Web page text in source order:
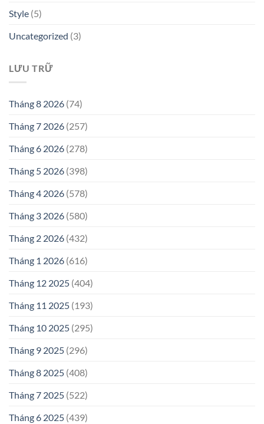
Style (5)
Uncategorized (3)
LƯU TRỮ
Tháng 8 2026 (74)
Tháng 7 2026 (257)
Tháng 6 2026 (278)
Tháng 5 2026 (398)
Tháng 4 2026 (578)
Tháng 3 2026 (580)
Tháng 2 2026 (432)
Tháng 1 2026 (616)
Tháng 12 2025 (404)
Tháng 11 2025 (193)
Tháng 10 2025 (295)
Tháng 9 2025 (296)
Tháng 8 2025 (408)
Tháng 7 2025 (522)
Tháng 6 2025 (439)